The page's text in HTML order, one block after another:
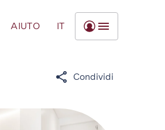
AIUTO IT
Condividi